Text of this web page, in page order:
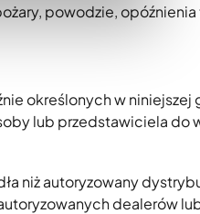
powodzie,
określonych w
lub przedstawiciela do
niż autoryzowany
dealerów